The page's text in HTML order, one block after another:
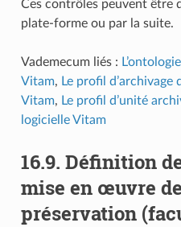
Ces contrôles peuvent être
plate-forme ou par la suite.
Vademecum liés :
Vitam, Le profil
Vitam, Le profil d’unité
logicielle Vitam
16.9. Définition
mise en œuvre
préservation